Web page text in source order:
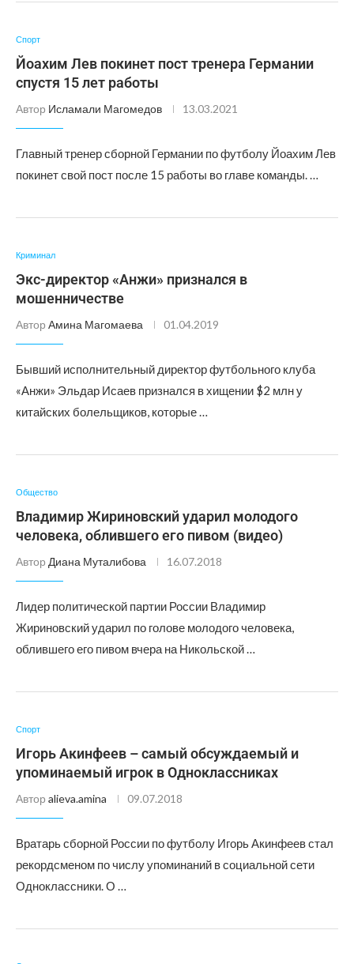
Спорт
Йоахим Лев покинет пост тренера Германии
спустя 15 лет работы
Автор Исламали Магомедов 13.03.2021
Главный тренер сборной Германии по футболу Йоахим Лев
покинет свой пост после 15 работы во главе команды. …
Криминал
Экс-директор «Анжи» признался в
мошенничестве
Автор Амина Магомаева 01.04.2019
Бывший исполнительный директор футбольного клуба
«Анжи» Эльдар Исаев признался в хищении $2 млн у
китайских болельщиков, которые …
Общество
Владимир Жириновский ударил молодого
человека, облившего его пивом (видео)
Автор Диана Муталибова 16.07.2018
Лидер политической партии России Владимир
Жириновский ударил по голове молодого человека,
облившего его пивом вчера на Никольской …
Спорт
Игорь Акинфеев – самый обсуждаемый и
упоминаемый игрок в Одноклассниках
Автор alieva.amina 09.07.2018
Вратарь сборной России по футболу Игорь Акинфеев стал
рекордсменом по числу упоминаний в социальной сети
Одноклассники. О …